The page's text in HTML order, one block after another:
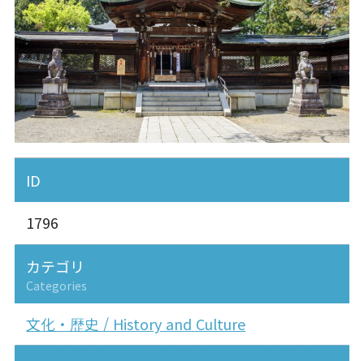
ID
1796
カテゴリ
Categories
文化・歴史 / History and Culture